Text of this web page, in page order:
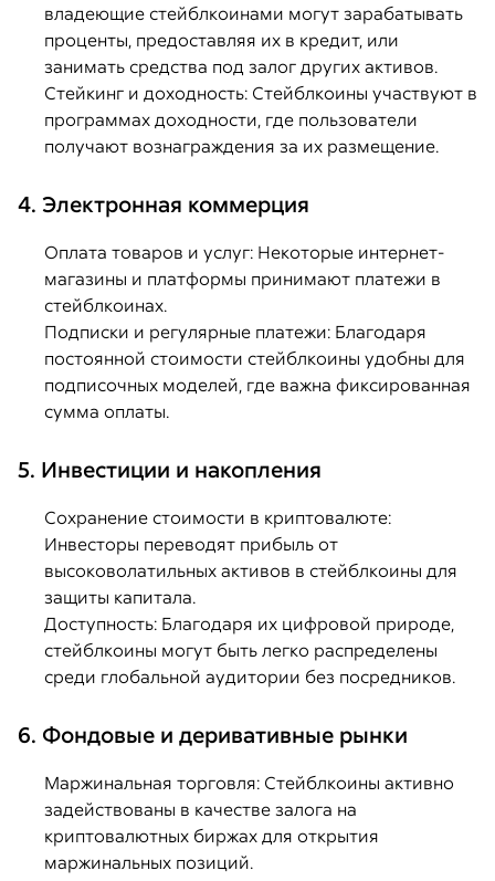
владеющие стейблкоинами могут зарабатывать
проценты, предоставляя их в кредит, или
занимать средства под залог других активов.
Стейкинг и доходность: Стейблкоины участвуют в
программах доходности, где пользователи
получают вознаграждения за их размещение.
4. Электронная коммерция
Оплата товаров и услуг: Некоторые интернет-
магазины и платформы принимают платежи в
стейблкоинах.
Подписки и регулярные платежи: Благодаря
постоянной стоимости стейблкоины удобны для
подписочных моделей, где важна фиксированная
сумма оплаты.
5. Инвестиции и накопления
Сохранение стоимости в криптовалюте:
Инвесторы переводят прибыль от
высоковолатильных активов в стейблкоины для
защиты капитала.
Доступность: Благодаря их цифровой природе,
стейблкоины могут быть легко распределены
среди глобальной аудитории без посредников.
6. Фондовые и деривативные рынки
Маржинальная торговля: Стейблкоины активно
задействованы в качестве залога на
криптовалютных биржах для открытия
маржинальных позиций.